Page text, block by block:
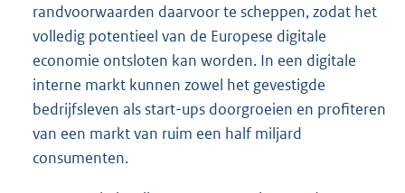
randvoorwaarden daarvoor te scheppen, zodat het
volledig potentieel van de Europese digitale
economie ontsloten kan worden. In een digitale
interne markt kunnen zowel het gevestigde
bedrijfsleven als start-ups doorgroeien en profiteren
van een markt van ruim een half miljard
consumenten.